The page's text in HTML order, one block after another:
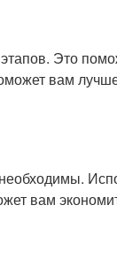
Это
вам
вам